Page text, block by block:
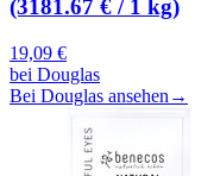
(3181.67 € / 1 kg)
19,09 €
bei Douglas
Bei Douglas ansehen →